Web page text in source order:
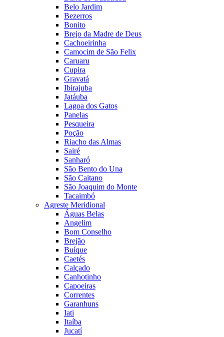
Belo Jardim
Bezerros
Bonito
Brejo da Madre de Deus
Cachoeirinha
Camocim de São Felix
Caruaru
Cupira
Gravatá
Ibirajuba
Jatáuba
Lagoa dos Gatos
Panelas
Pesqueira
Poção
Riacho das Almas
Sairé
Sanharó
São Bento do Una
São Caitano
São Joaquim do Monte
Tacaimbó
Agreste Meridional
Águas Belas
Angelim
Bom Conselho
Brejão
Buíque
Caetés
Calçado
Canhotinho
Capoeiras
Correntes
Garanhuns
Iati
Itaíba
Jucatí